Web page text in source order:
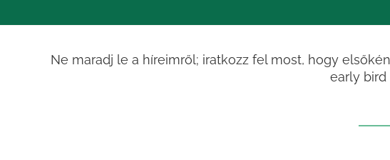
Ne maradj le a híreimről; iratkozz fel most, hogy
early